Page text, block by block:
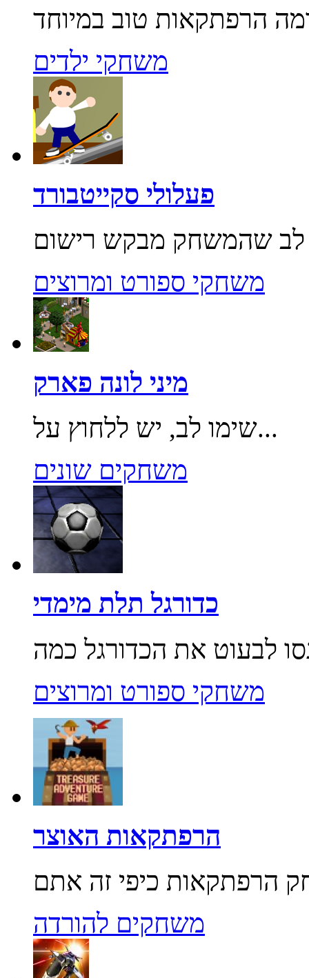
משחקי ילדים
פעלולי סקייטבורד
משחקי ספורט ומרוצים
מיני לונה פארק
שימו לב, יש ללחוץ על...
משחקים שונים
כדורגל תלת מימדי
משחקי ספורט ומרוצים
הרפתקאות האוצר
משחקים להורדה